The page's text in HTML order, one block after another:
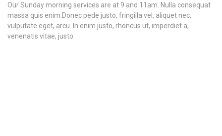
Our Sunday morning services are at 9 and 11am. Nulla consequat
massa quis enim.Donec pede justo, fringilla vel, aliquet nec,
vulputate eget, arcu. In enim justo, rhoncus ut, imperdiet a,
venenatis vitae, justo.